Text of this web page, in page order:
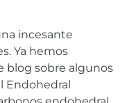
incesante
Ya hemos
blog sobre algunos
Endohedral